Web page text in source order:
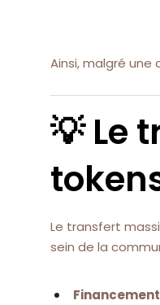
Ainsi, malgré une
💡 Le
Le transfert
sein de la